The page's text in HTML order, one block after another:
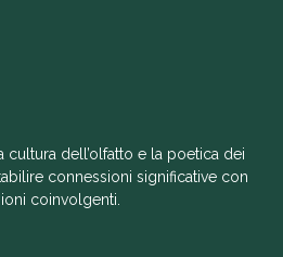
dell’olfatto e la poetica dei
connessioni significative con
coinvolgenti.